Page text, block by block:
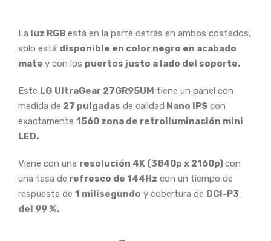
La luz RGB está en la parte detrás en ambos costados,
solo está disponible en color negro en acabado
mate y con los puertos justo a lado del soporte.
Este LG UltraGear 27GR95UM tiene un panel con
medida de 27 pulgadas de calidad Nano IPS con
exactamente 1560 zona de retroiluminación mini
LED.
Viene con una resolución 4K (3840p x 2160p)con
una tasa de refresco de 144Hz con un tiempo de
respuesta de 1 milisegundo y cobertura de DCI-P3
del 99 %.